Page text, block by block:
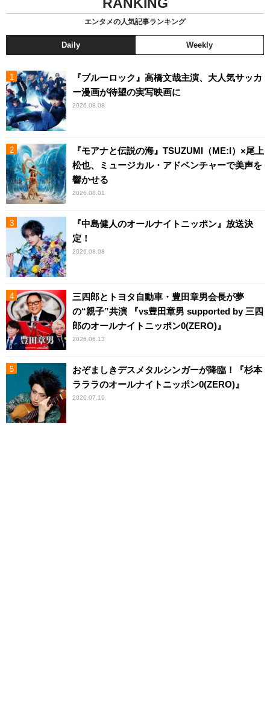
エンタメの人気記事ランキング
Daily Weekly
『ブルーロック』高橋文哉主演、大人気サッカ
ー漫画が待望の実写映画に
2026.08.08
『モアナと伝説の海』TSUZUMI（ME:I）×尾上
松也、ミュージカル・アドベンチャーで美声を
響かせる
2026.08.01
『中島健人のオールナイトニッポン』放送決
定！
2026.08.08
三四郎とトヨタ自動車・豊田章男会長が夢
の“親子”共演 『vs豊田章男 supported by 三四
郎のオールナイトニッポン0(ZERO)』
2026.06.13
おぞましきデスメタルシンガーが降臨！『杉本
ラララのオールナイトニッポン0(ZERO)』
2026.07.19